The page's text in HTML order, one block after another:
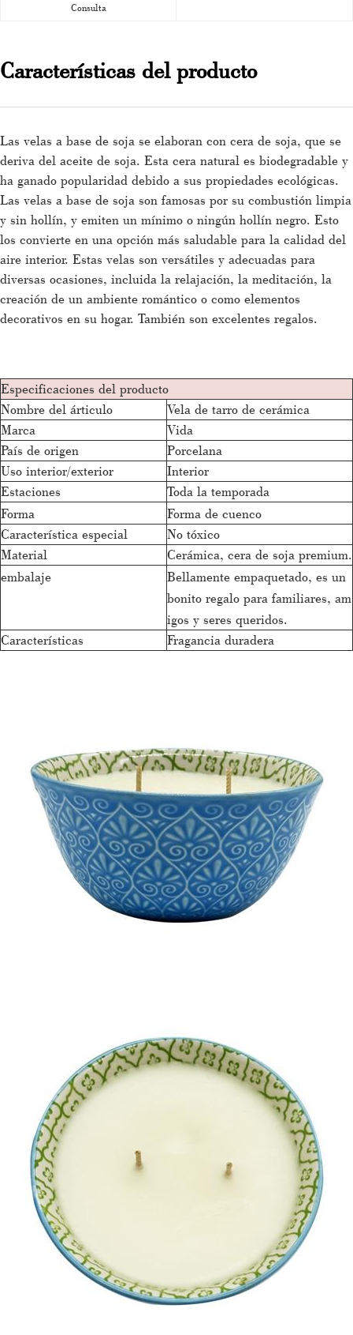
Consulta
Características del producto
Las velas a base de soja se elaboran con cera de soja, que se
deriva del aceite de soja. Esta cera natural es biodegradable y
ha ganado popularidad debido a sus propiedades ecológicas.
Las velas a base de soja son famosas por su combustión limpia
y sin hollín, y emiten un mínimo o ningún hollín negro. Esto
los convierte en una opción más saludable para la calidad del
aire interior. Estas velas son versátiles y adecuadas para
diversas ocasiones, incluida la relajación, la meditación, la
creación de un ambiente romántico o como elementos
decorativos en su hogar. También son excelentes regalos.
Especificaciones del producto
Nombre del árticulo
Vela de tarro de cerámica
Marca
Vida
País de origen
Porcelana
Uso interior/exterior
Interior
Estaciones
Toda la temporada
Forma
Forma de cuenco
Característica especial
No tóxico
Material
Cerámica, cera de soja premium.
embalaje
Bellamente empaquetado, es un
bonito regalo para familiares, am
igos y seres queridos.
Características
Fragancia duradera